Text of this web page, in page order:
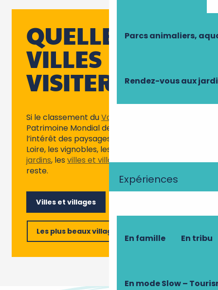
Parcs animaliers,
Rendez-vous aux
Expériences
En famille En tribu
En mode Slow –
QUELLES
VILLES
VISITER ?
Si le classement duVal de Loire
Patrimoine Mondial de l’Humanité souligne
l’intérêt des paysages composés par la
Loire, les vignobles, les
jardins, lesvilles et villagesne sont pas en
reste.
Villes et villages
Les plus beaux villages de France